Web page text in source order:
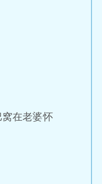
在老婆怀